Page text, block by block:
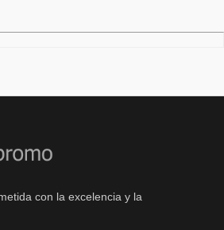
con la excelencia y la